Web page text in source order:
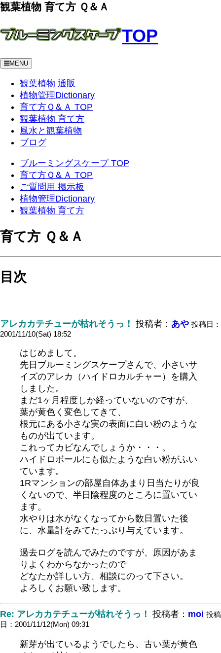
観葉植物 育て方 Ｑ＆Ａ
TOP
MENU
観葉植物 通販
植物管理Dictionary
育て方Ｑ＆Ａ TOP
観葉植物 育て方
風水と観葉植物
ブログ
ブルーミングスケープ TOP
育て方Ｑ＆Ａ TOP
ご質問用 掲示板
植物管理Dictionary
観葉植物 育て方
育て方 Ｑ＆Ａ
目次
アレカカテチューが枯れそうっ！ 投稿者： あや 投稿日：
2001/11/10(Sat) 18:52
はじめまして。
先日ブルーミングスケープさんで、小さいサ
イズのアレカ（ハイドロカルチャー）を購入
しました。
まだ1ヶ月程度しか経っていないのですが、
葉が黄色く変色してきて、
根元にある小さな実の表面に白い粉のような
ものが出ています。
これってカビなんでしょうか・・・。
ハイドロボールにも似たような白い粉がふい
ています。
1Rマンションの部屋自体あまり日当たりが良
くないので、半日陰程度のところに置いてい
ます。
水やりは水がなくなってから数日置いた後
に、水量計をみてたっぷり与えています。
過去ログを読んでみたのですが、原因があま
りよくわからなかったので
どなたか詳しい方、相談にのって下さい。
よろしくお願い致します。
Re: アレカカテチューが枯れそうっ！ 投稿者： moi 投稿
日：2001/11/12(Mon) 09:31
新芽が出ているようでしたら、古い葉が黄色